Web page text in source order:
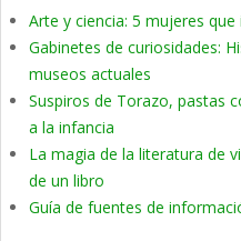
Arte y ciencia: 5 mujeres
Gabinetes de curiosidades:
museos actuales
Suspiros de Torazo, pastas
a la infancia
La magia de la literatura de
de un libro
Guía de fuentes de